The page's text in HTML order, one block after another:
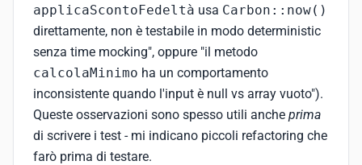
applicaScontoFedeltà usa Carbon::now()
direttamente, non è testabile in modo deterministic
senza time mocking", oppure "il metodo
calcolaMinimo ha un comportamento
inconsistente quando l'input è null vs array vuoto").
Queste osservazioni sono spesso utili anche prima
di scrivere i test - mi indicano piccoli refactoring che
farò prima di testare.